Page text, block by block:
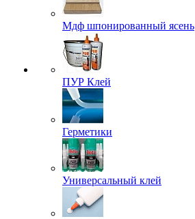
Мдф шпонированный ясень
ПУР Клей
Герметики
Универсальный клей